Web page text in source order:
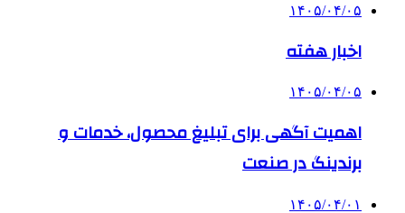
۱۴۰۵/۰۴/۰۵
اخبار هفته
۱۴۰۵/۰۴/۰۵
اهمیت آگهی برای تبلیغ محصول، خدمات و
برندینگ در صنعت
۱۴۰۵/۰۴/۰۱